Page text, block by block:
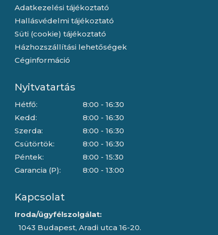
Adatkezelési tájékoztató
Hallásvédelmi tájékoztató
Süti (cookie) tájékoztató
Házhozszállítási lehetőségek
Céginformáció
Nyitvatartás
Hétfő:
Kedd:
Szerda:
Csütörtök:
Péntek:
Garancia (P):
8:00 - 16:30
8:00 - 16:30
8:00 - 16:30
8:00 - 16:30
8:00 - 15:30
8:00 - 13:00
Kapcsolat
Iroda/ügyfélszolgálat:
1043 Budapest, Aradi utca 16-20.